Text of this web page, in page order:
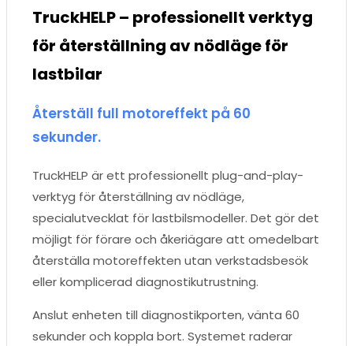
TruckHELP – professionellt verktyg
för återställning av nödläge för
lastbilar
Återställ full motoreffekt på 60
sekunder.
TruckHELP är ett professionellt plug-and-play-
verktyg för återställning av nödläge,
specialutvecklat för lastbilsmodeller. Det gör det
möjligt för förare och åkeriägare att omedelbart
återställa motoreffekten utan verkstadsbesök
eller komplicerad diagnostikutrustning.
Anslut enheten till diagnostikporten, vänta 60
sekunder och koppla bort. Systemet raderar